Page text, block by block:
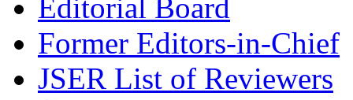
Editorial Board
Former Editors-in-Chief
JSER List of Reviewers